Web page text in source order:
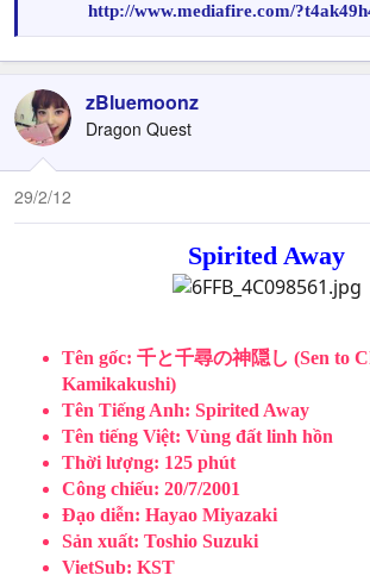
http://www.mediafire.com/
zBluemoonz
Dragon Quest
29/2/12
Spirited Away
Tên gốc: 千と千尋の神隠し (Sen to
Kamikakushi)
Tên Tiếng Anh: Spirited Away
Tên tiếng Việt: Vùng đất linh hồn
Thời lượng: 125 phút
Công chiếu: 20/7/2001
Đạo diễn: Hayao Miyazaki
Sản xuất: Toshio Suzuki
VietSub: KST